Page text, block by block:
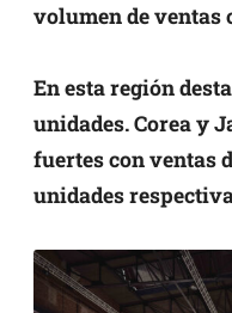
volumen de ventas
En esta región
unidades. Corea y
fuertes con ventas
unidades